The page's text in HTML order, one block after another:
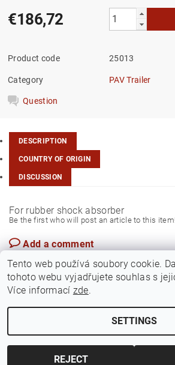
€186,72
Product code 25013
Category PAV Trailer
Question
DESCRIPTION
COUNTRY OF ORIGIN
DISCUSSION
For rubber shock absorber
Be the first who will post an article to this item!
Add a comment
2026 ©Jawamarkt, all rights reserved.Edit
Tento web používá soubory cookie.
tohoto webu vyjadřujete souhlas s
Více informací zde.
SETTINGS
REJECT